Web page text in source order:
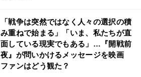
「戦争は突然ではなく人々の選択の積
み重ねで始まる」「いま、私たちが直
面している現実でもある」…『開戦前
夜』が問いかけるメッセージを映画
ファンはどう観た？